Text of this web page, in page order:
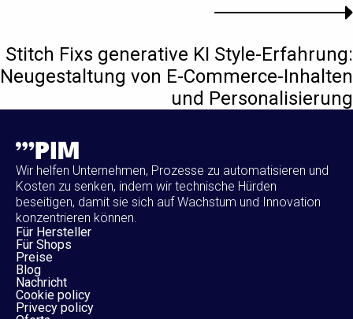
Stitch Fixs generative KI Style-Erfahrung:
Neugestaltung von E-Commerce-Inhalten
und Personalisierung
Wir helfen Unternehmen, Prozesse zu automatisieren und
Kosten zu senken, indem wir technische Hürden
beseitigen, damit sie sich auf Wachstum und Innovation
konzentrieren können.
Für Hersteller
Für Shops
Preise
Blog
Nachricht
Cookie policy
Privecy policy